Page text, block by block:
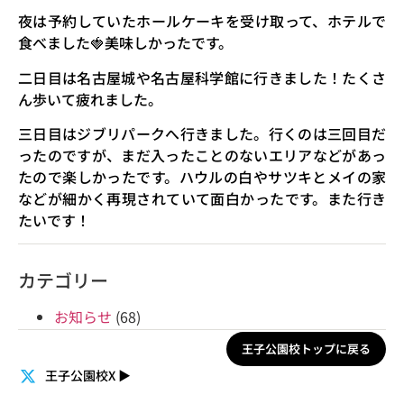
夜は予約していたホールケーキを受け取って、ホテルで
食べました🍓美味しかったです。
二日目は名古屋城や名古屋科学館に行きました！たくさ
ん歩いて疲れました。
三日目はジブリパークへ行きました。行くのは三回目だ
ったのですが、まだ入ったことのないエリアなどがあっ
たので楽しかったです。ハウルの白やサツキとメイの家
などが細かく再現されていて面白かったです。また行き
たいです！
カテゴリー
お知らせ (68)
王子公園校トップに戻る
王子公園校X ▶